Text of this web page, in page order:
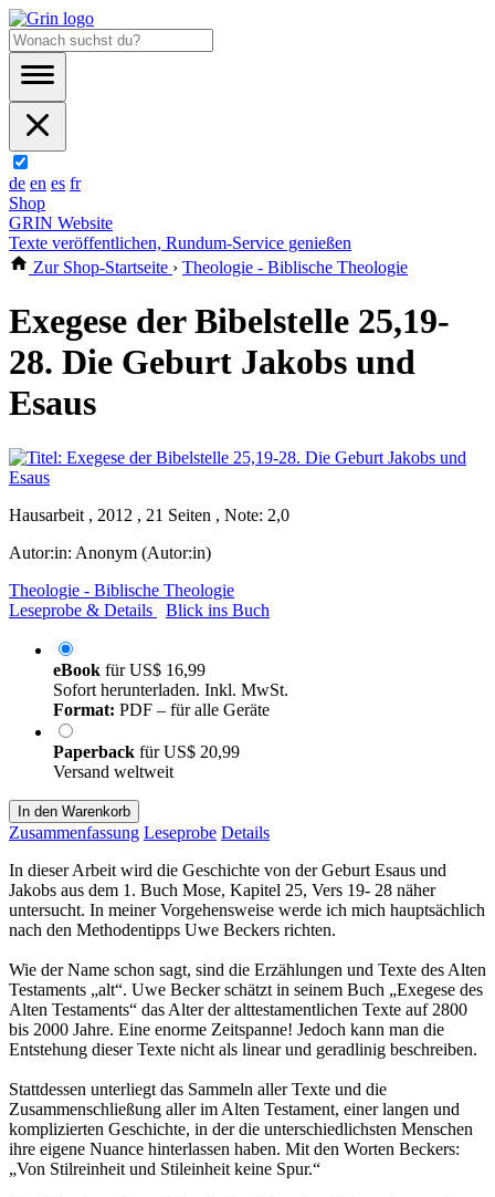
de en es fr
Shop
GRIN Website
Texte veröffentlichen, Rundum-Service genießen
Zur Shop-Startseite › Theologie - Biblische Theologie
Exegese der Bibelstelle 25,19-
28. Die Geburt Jakobs und
Esaus
Hausarbeit , 2012 , 21 Seiten , Note: 2,0
Autor:in: Anonym (Autor:in)
Theologie - Biblische Theologie
Leseprobe & Details
Blick ins Buch
eBook fürUS$ 16,99
Sofort herunterladen. Inkl. MwSt.
Format: PDF – für alle Geräte
Paperback fürUS$ 20,99
Versand weltweit
In den Warenkorb
Zusammenfassung Leseprobe Details
In dieser Arbeit wird die Geschichte von der Geburt Esaus und
Jakobs aus dem 1. Buch Mose, Kapitel 25, Vers 19- 28 näher
untersucht. In meiner Vorgehensweise werde ich mich hauptsächlich
nach den Methodentipps Uwe Beckers richten.
Wie der Name schon sagt, sind die Erzählungen und Texte des Alten
Testaments „alt“. Uwe Becker schätzt in seinem Buch „Exegese des
Alten Testaments“ das Alter der alttestamentlichen Texte auf 2800
bis 2000 Jahre. Eine enorme Zeitspanne! Jedoch kann man die
Entstehung dieser Texte nicht als linear und geradlinig beschreiben.
Stattdessen unterliegt das Sammeln aller Texte und die
Zusammenschließung aller im Alten Testament, einer langen und
komplizierten Geschichte, in der die unterschiedlichsten Menschen
ihre eigene Nuance hinterlassen haben. Mit den Worten Beckers:
„Von Stilreinheit und Stileinheit keine Spur.“